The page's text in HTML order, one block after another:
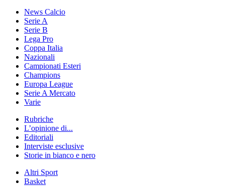
News Calcio
Serie A
Serie B
Lega Pro
Coppa Italia
Nazionali
Campionati Esteri
Champions
Europa League
Serie A Mercato
Varie
Rubriche
L’opinione di...
Editoriali
Interviste esclusive
Storie in bianco e nero
Altri Sport
Basket